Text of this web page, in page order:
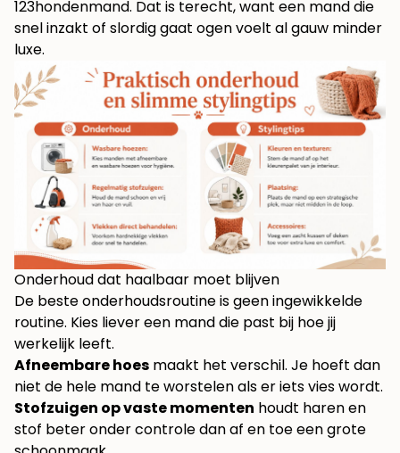
123hondenmand. Dat is terecht, want een mand die
snel inzakt of slordig gaat ogen voelt al gauw minder
luxe.
Onderhoud dat haalbaar moet blijven
De beste onderhoudsroutine is geen ingewikkelde
routine. Kies liever een mand die past bij hoe jij
werkelijk leeft.
Afneembare hoes maakt het verschil. Je hoeft dan
niet de hele mand te worstelen als er iets vies wordt.
Stofzuigen op vaste momenten houdt haren en
stof beter onder controle dan af en toe een grote